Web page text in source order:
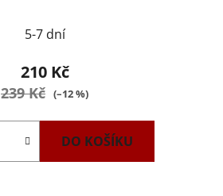
5-7 dní
210 Kč
239 Kč (–12 %)
DO KOŠÍKU